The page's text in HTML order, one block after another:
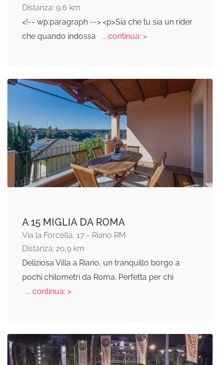
Distanza: 9,6 km
<!-- wp:paragraph --> <p>Sia che tu sia un rider
che quando indossa
... continua: >
A 15 MIGLIA DA ROMA
Via la Forcella, 17 - Riano RM
Distanza: 20,9 km
Deliziosa Villa a Riano, un tranquillo borgo a
pochi chilometri da Roma. Perfetta per chi
... continua: >